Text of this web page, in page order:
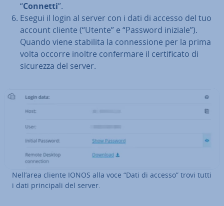
“Connetti”.
Esegui il login al server con i dati di accesso del tuo
account cliente (“Utente” e “Password iniziale”).
Quando viene stabilita la con­nes­sio­ne per la prima
volta occorre inoltre con­fer­ma­re il cer­ti­fi­ca­to di
sicurezza del server.
Nell’area cliente IONOS alla voce “Dati di accesso” trovi tutti
i dati prin­ci­pa­li del server.